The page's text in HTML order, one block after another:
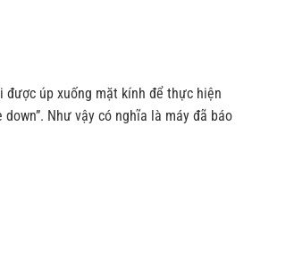
úp xuống mặt kính để thực hiện
Như vậy có nghĩa là máy đã báo